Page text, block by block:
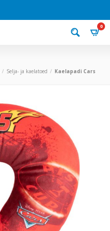
0
Selja- ja kaelatoed Kaelapadi Cars